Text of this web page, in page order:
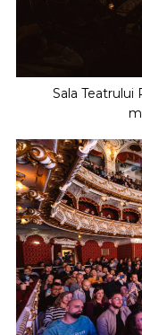
Sala Teatrului